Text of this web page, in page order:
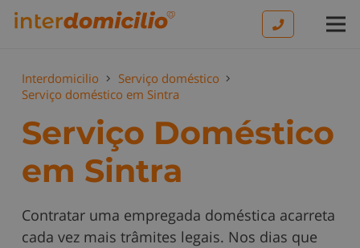
Interdomicilio
Serviço doméstico
Serviço doméstico em Sintra
Serviço Doméstico
em Sintra
Contratar uma empregada doméstica acarreta
cada vez mais trâmites legais. Nos dias que